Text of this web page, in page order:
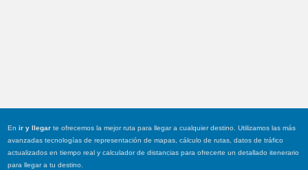
Enir y llegar te ofrecemos la mejor ruta para llegar a cualquier destino. Utilizamos las más
avanzadas tecnologías de representación de mapas, cálculo de rutas, datos de tráfico
actualizados en tiempo real y calculador de distancias para ofrecerte un detallado itenerario
para llegar a tu destino.